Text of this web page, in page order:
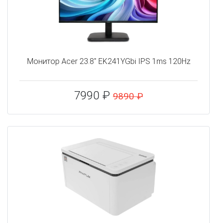
Монитор Acer 23.8" EK241YGbi IPS 1ms 120Hz
7990 ₽ 9890 ₽